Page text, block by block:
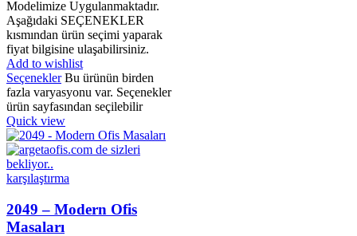
Modelimize Uygulanmaktadır.
Aşağıdaki SEÇENEKLER
kısmından ürün seçimi yaparak
fiyat bilgisine ulaşabilirsiniz.
Add to wishlist
Seçenekler Bu ürünün birden
fazla varyasyonu var. Seçenekler
ürün sayfasından seçilebilir
Quick view
karşılaştırma
2049 – Modern Ofis
Masaları